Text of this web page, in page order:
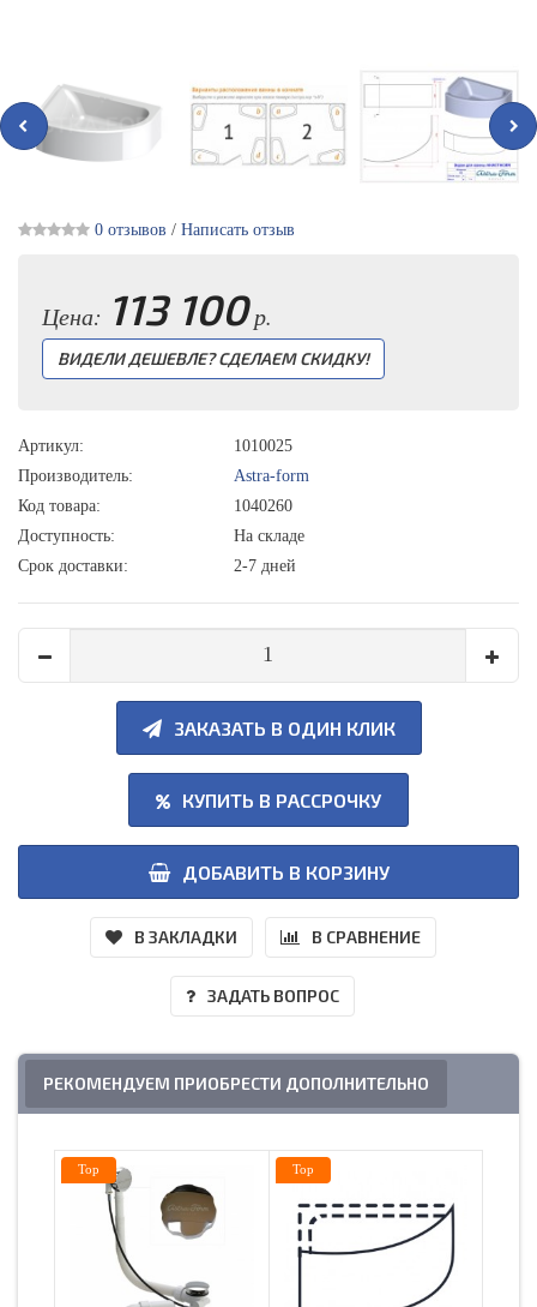
0 отзывов / Написать отзыв
Цена: 113 100р.
ВИДЕЛИ ДЕШЕВЛЕ? СДЕЛАЕМ СКИДКУ!
Артикул:
1010025
Производитель:
Astra-form
Код товара:
1040260
Доступность:
На складе
Срок доставки:
2-7 дней
ЗАКАЗАТЬ В ОДИН КЛИК
КУПИТЬ В РАССРОЧКУ
ДОБАВИТЬ В КОРЗИНУ
В ЗАКЛАДКИ В СРАВНЕНИЕ
ЗАДАТЬ ВОПРОС
РЕКОМЕНДУЕМ ПРИОБРЕСТИ ДОПОЛНИТЕЛЬНО
Top Top